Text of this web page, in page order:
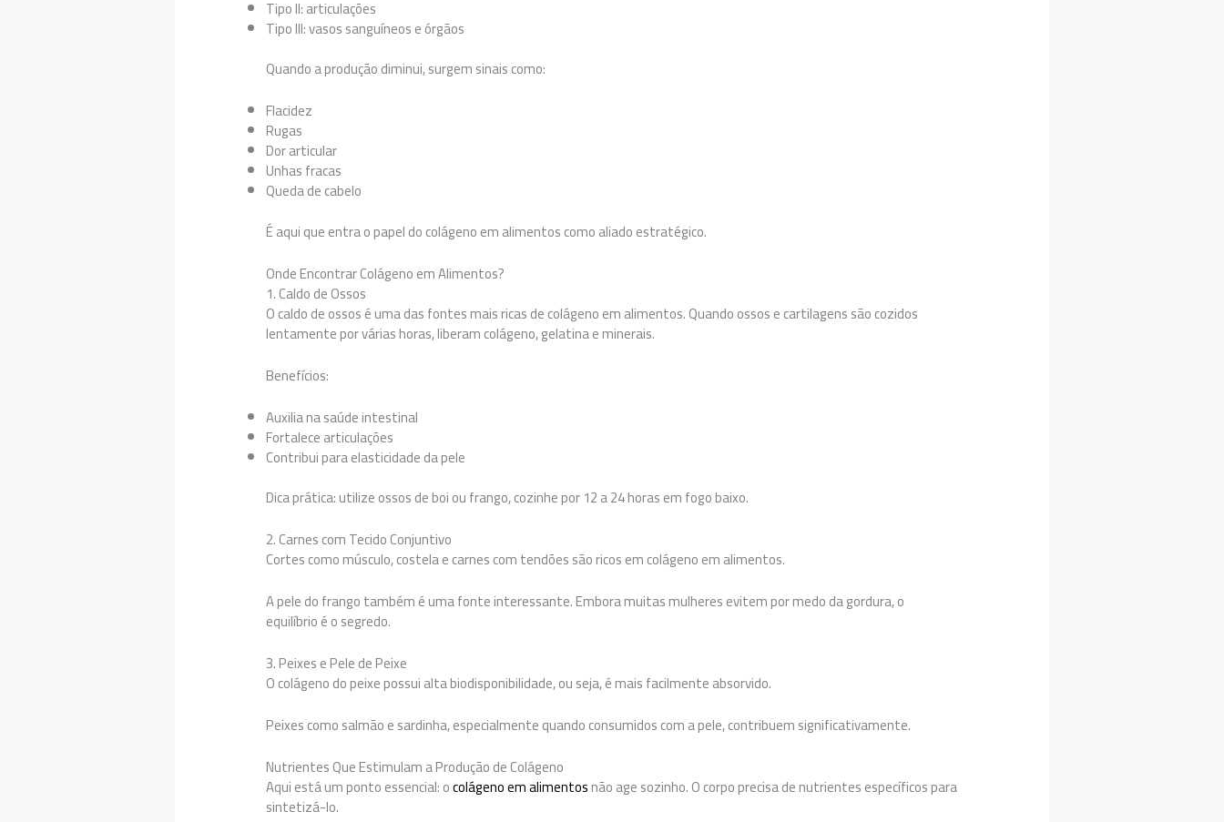
Tipo II: articulações
Tipo III: vasos sanguíneos e órgãos
Quando a produção diminui, surgem sinais como:
Flacidez
Rugas
Dor articular
Unhas fracas
Queda de cabelo
É aqui que entra o papel do colágeno em alimentos como aliado estratégico.
Onde Encontrar Colágeno em Alimentos?
1. Caldo de Ossos
O caldo de ossos é uma das fontes mais ricas de colágeno em alimentos. Quando ossos e cartilagens são cozidos
lentamente por várias horas, liberam colágeno, gelatina e minerais.
Benefícios:
Auxilia na saúde intestinal
Fortalece articulações
Contribui para elasticidade da pele
Dica prática: utilize ossos de boi ou frango, cozinhe por 12 a 24 horas em fogo baixo.
2. Carnes com Tecido Conjuntivo
Cortes como músculo, costela e carnes com tendões são ricos em colágeno em alimentos.
A pele do frango também é uma fonte interessante. Embora muitas mulheres evitem por medo da gordura, o
equilíbrio é o segredo.
3. Peixes e Pele de Peixe
O colágeno do peixe possui alta biodisponibilidade, ou seja, é mais facilmente absorvido.
Peixes como salmão e sardinha, especialmente quando consumidos com a pele, contribuem significativamente.
Nutrientes Que Estimulam a Produção de Colágeno
Aqui está um ponto essencial: ocolágeno em alimentosnão age sozinho. O corpo precisa de nutrientes específicos para
sintetizá-lo.